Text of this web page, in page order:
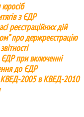
з ЄДР
реєстраційних дій
про держреєстрацію
при включенні
до ЄДР
КВЕД-2005 в КВЕД-2010